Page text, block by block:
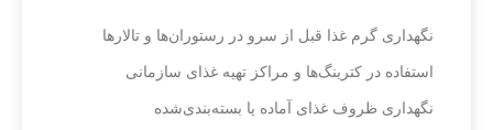
نگهداری گرم غذا قبل از سرو در رستوران‌ها و تالارها
استفاده در کترینگ‌ها و مراکز تهیه غذای سازمانی
نگهداری ظروف غذای آماده یا بسته‌بندی‌شده